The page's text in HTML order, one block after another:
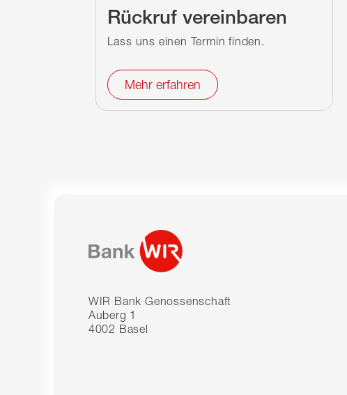
Rückruf vereinbaren
Lass uns einen Termin finden.
Mehr erfahren
WIR Bank Genossenschaft
Auberg 1
4002 Basel